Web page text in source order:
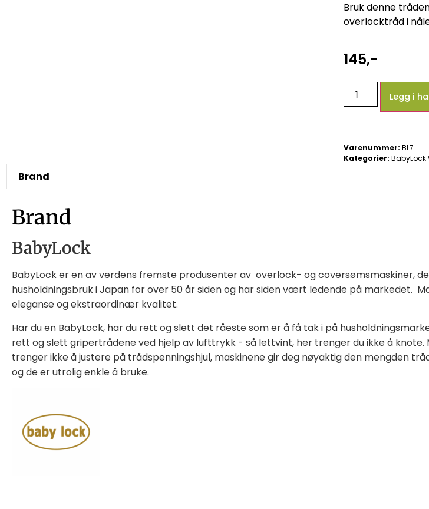
Bruk denne
overlocktråd i
145,-
Legg i
Varenummer: BL7
Kategorier: BabyLock
Brand
Brand
BabyLock
BabyLock er en av verdens fremste produsenter av overlock- og coversømsmaskiner,
husholdningsbruk i Japan for over 50 år siden og har siden vært ledende på markedet.
eleganse og ekstraordinær kvalitet.
Har du en BabyLock, har du rett og slett det råeste som er å få tak i på
rett og slett gripertrådene ved hjelp av lufttrykk - så lettvint, her trenger du ikke å
trenger ikke å justere på trådspenningshjul, maskinene gir deg nøyaktig den mengden
og de er utrolig enkle å bruke.